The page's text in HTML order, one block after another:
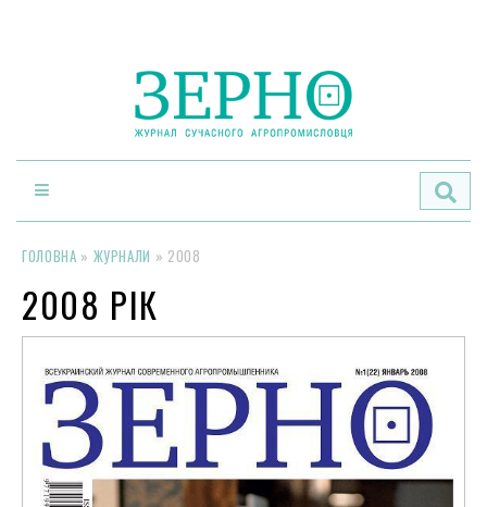
ГОЛОВНА » ЖУРНАЛИ » 2008
2008 РІК